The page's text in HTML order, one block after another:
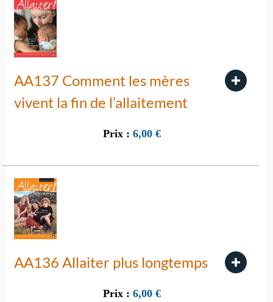
AA137 Comment les mères
vivent la fin de l’allaitement
Prix : 6,00 €
AA136 Allaiter plus longtemps
Prix : 6,00 €